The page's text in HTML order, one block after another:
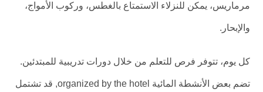
مرماريس، يمكن للنزلاء الاستمتاع بالغطس، وركوب الأمواج،
والإبحار.
كل يوم، تتوفر فرص للتعلم من خلال دورات تدريبية للمبتدئين.
تضم بعض الأنشطة المائية organized by the hotel, قد تشتمل